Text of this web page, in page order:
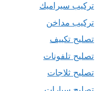
تركيب سيراميك
تركيب مداخن
تصليح تكييف
تصليح تلفونات
تصليح ثلاجات